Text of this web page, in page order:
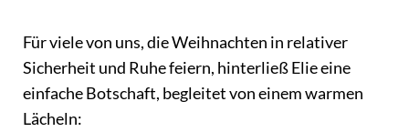
Für viele von uns, die Weihnachten in relativer
Sicherheit und Ruhe feiern, hinterließ Elie eine
einfache Botschaft, begleitet von einem warmen
Lächeln: